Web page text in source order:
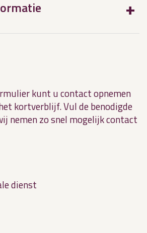
kunt u contact opnemen
kortverblijf. Vul de benodigde
nemen zo snel mogelijk contact
dienst